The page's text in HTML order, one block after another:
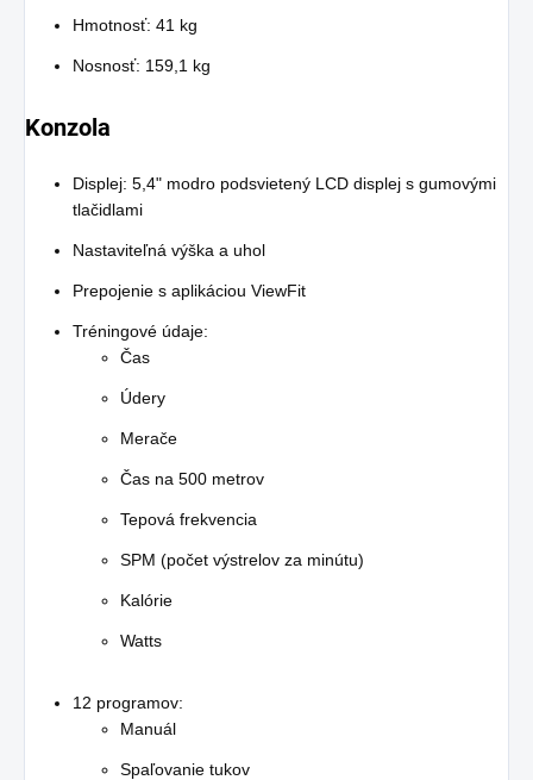
Hmotnosť: 41 kg
Nosnosť: 159,1 kg
Konzola
Displej: 5,4" modro podsvietený LCD displej s gumovými
tlačidlami
Nastaviteľná výška a uhol
Prepojenie s aplikáciou ViewFit
Tréningové údaje:
Čas
Údery
Merače
Čas na 500 metrov
Tepová frekvencia
SPM (počet výstrelov za minútu)
Kalórie
Watts
12 programov:
Manuál
Spaľovanie tukov